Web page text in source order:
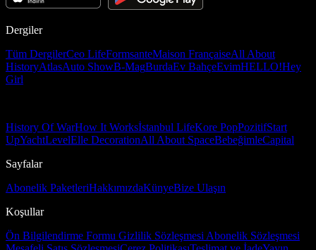
Dergiler
Tüm DergilerCeo LifeFormsanteMaison FrançaiseAll About
HistoryAtlasAuto ShowB-MagBurdaEv BahçeEvimHELLO!Hey
Girl
History Of WarHow It Worksİstanbul LifeKore PopPozitifStart
UpYachtLevelElle DecorationAll About SpaceBebeğimleCapital
Sayfalar
Abonelik PaketleriHakkımızdaKünyeBize Ulaşın
Koşullar
Ön Bilgilendirme Formu Gizlilik Sözleşmesi Abonelik Sözleşmesi